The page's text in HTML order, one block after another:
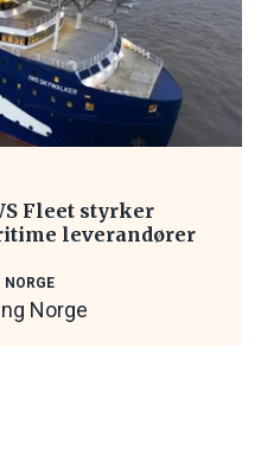
Fleet styrker
leverandører
Norge